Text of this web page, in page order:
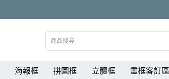
海報框 拼圖框 立體框 畫框客訂區